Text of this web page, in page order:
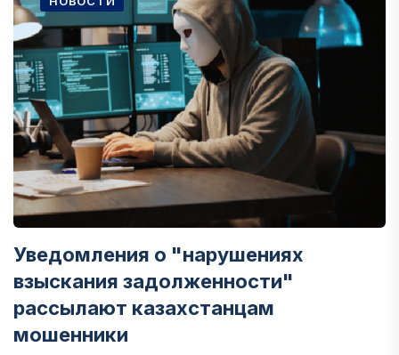
Уведомления о "нарушениях
взыскания задолженности"
рассылают казахстанцам
мошенники